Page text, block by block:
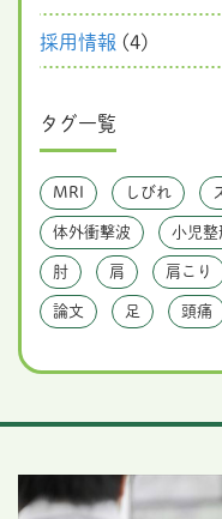
採用情報 (4)
タグ一覧
MRI しびれ
体外衝撃波 小児整
肘 肩 肩こり
論文 足 頭痛